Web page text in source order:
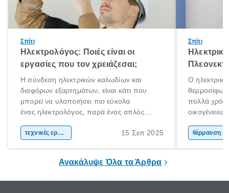
Σπίτι
Ηλεκτρολόγος: Ποιές είναι οι
εργασίες που τον χρειάζεσαι;
Η σύνδεση ηλεκτρικών καλωδίων και
διαφόρων εξαρτημάτων, είναι κάτι που
μπορεί να υλοποιήσει πιο εύκολα
ένας ηλεκτρολόγος, παρά ένας απλός
περίπλοκα και επικίνδυνα. Αν έχεις στο νου
ηλεκτρολόγου είναι πιθανόν απαραίτητη.
τεχνικές εργασίες 15 Σεπ 2025
Σπίτι
Ο
πολλά
θέρμανσης
Ανακάλυψε Όλα τα Άρθρα